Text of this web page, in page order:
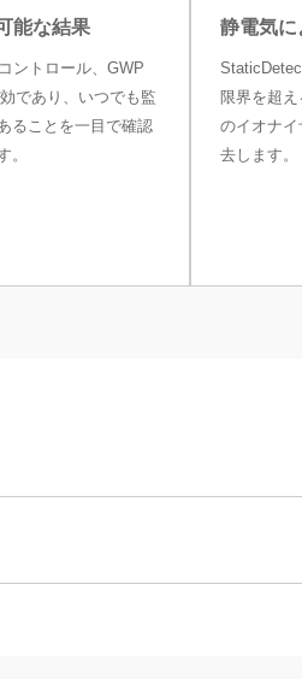
能な結果
ントロール、GWP
であり、いつでも監
ることを一目で確認
。
静電気
限界を超
のイオナ
去します。
220 g/121 g